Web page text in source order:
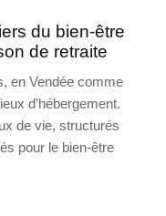
du bien-être
de retraite
en Vendée comme
d’hébergement.
de vie, structurés
pour le bien-être